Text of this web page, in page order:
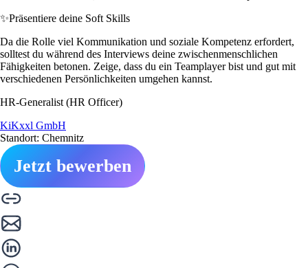
✨Präsentiere deine Soft Skills
Da die Rolle viel Kommunikation und soziale Kompetenz erfordert,
solltest du während des Interviews deine zwischenmenschlichen
Fähigkeiten betonen. Zeige, dass du ein Teamplayer bist und gut mit
verschiedenen Persönlichkeiten umgehen kannst.
HR-Generalist (HR Officer)
KiKxxl GmbH
Standort: Chemnitz
Jetzt bewerben